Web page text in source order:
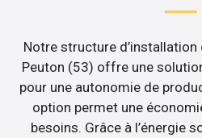
Notre structure d’installation
Peuton (53) offre une
pour une autonomie de
option permet une
besoins. Grâce à l’énergie